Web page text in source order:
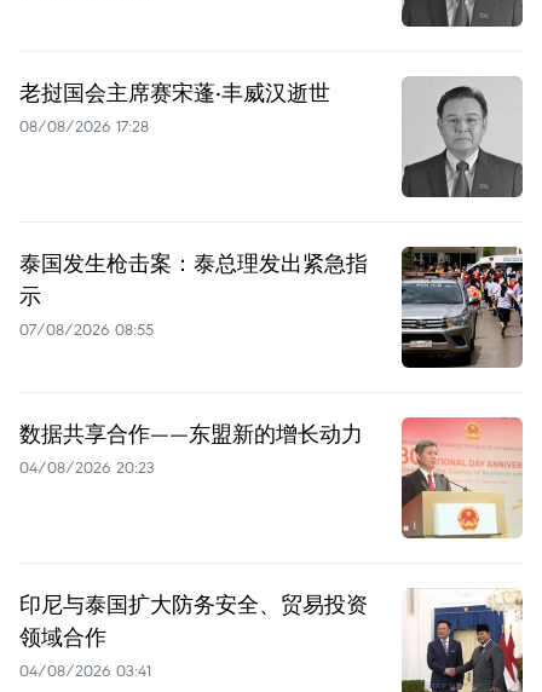
老挝国会主席赛宋蓬·丰威汉逝世
08/08/2026 17:28
泰国发生枪击案：泰总理发出紧急指
示
07/08/2026 08:55
数据共享合作——东盟新的增长动力
04/08/2026 20:23
印尼与泰国扩大防务安全、贸易投资
领域合作
04/08/2026 03:41